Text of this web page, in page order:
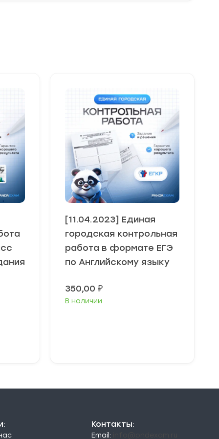
[11.04.2023] Единая
городская контрольная
работа в формате ЕГЭ
по Английскому языку
350,00 ₽
В наличии
Контакты:
Email: